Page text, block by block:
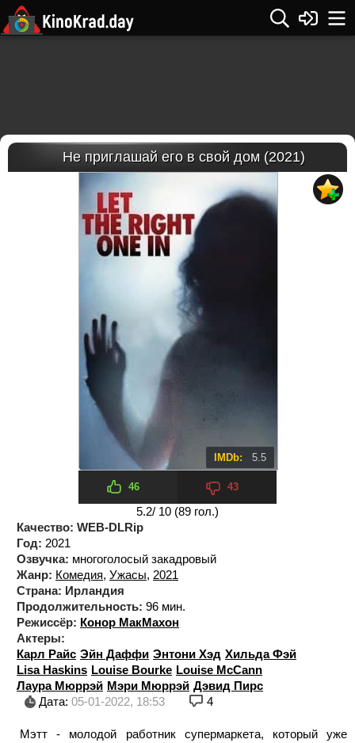
Не приглашай его в свой дом (2021)
IMDb: 5.5
46 43
5.2/ 10 (89 гол.)
Качество: WEB-DLRip
Год: 2021
Озвучка: многоголосый закадровый
Жанр: Комедия, Ужасы, 2021
Страна: Ирландия
Продолжительность: 96 мин.
Режиссёр: Конор МакМахон
Актеры:
Карл Райс Эйн Даффи Энтони Хэд Хильда Фэй
Lisa Haskins Louise Bourke Louise McCann
Лаура Мюррэй Мэри Мюррэй Дэвид Пирс
Дата: 05-01-2022, 18:53 4
Мэтт - молодой работник супермаркета, который уже